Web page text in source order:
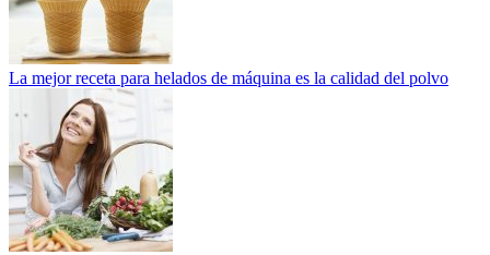
La mejor receta para helados de máquina es la calidad del polvo